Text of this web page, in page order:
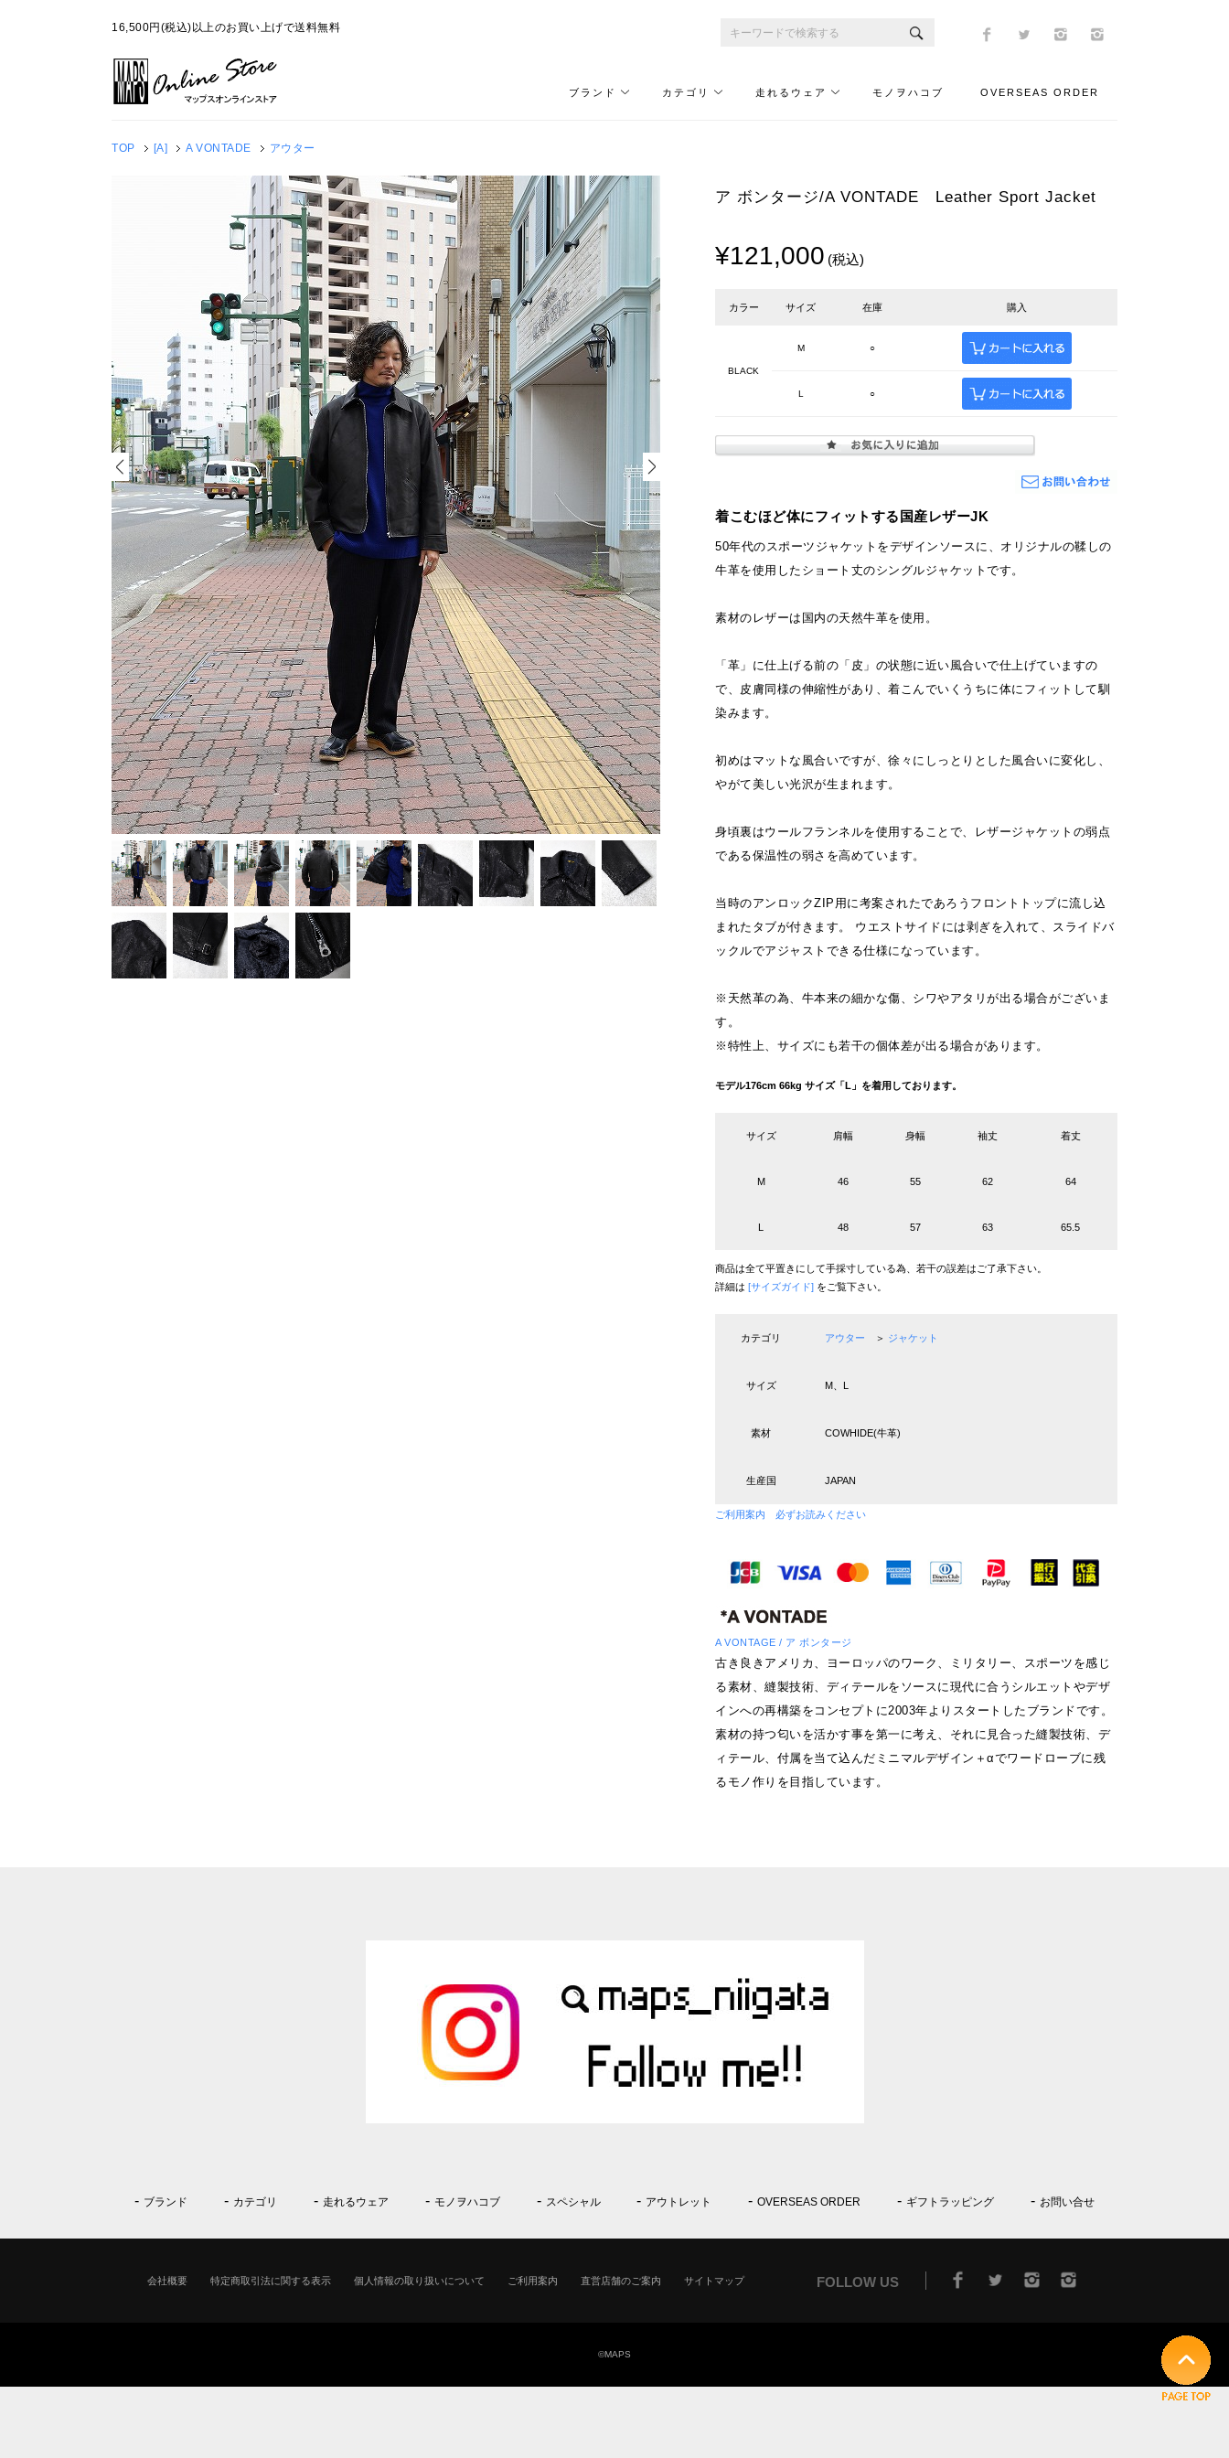
16,500円(税込)以上のお買い上げで送料無料
ブランド カテゴリ 走れるウェア モノヲハコブ OVERSEAS ORDER
TOP [A] A VONTADE アウター
ア ボンタージ/A VONTADE Leather Sport Jacket
¥121,000 (税込)
カラー サイズ 在庫 購入
BLACK
M ○
L ○
着こむほど体にフィットする国産レザーJK
50年代のスポーツジャケットをデザインソースに、オリジナルの鞣しの
牛革を使用したショート丈のシングルジャケットです。
素材のレザーは国内の天然牛革を使用。
「革」に仕上げる前の「皮」の状態に近い風合いで仕上げていますの
で、皮膚同様の伸縮性があり、着こんでいくうちに体にフィットして馴
染みます。
初めはマットな風合いですが、徐々にしっとりとした風合いに変化し、
やがて美しい光沢が生まれます。
身頃裏はウールフランネルを使用することで、レザージャケットの弱点
である保温性の弱さを高めています。
当時のアンロックZIP用に考案されたであろうフロントトップに流し込
まれたタブが付きます。 ウエストサイドには剥ぎを入れて、スライドバ
ックルでアジャストできる仕様になっています。
※天然革の為、牛本来の細かな傷、シワやアタリが出る場合がございま
す。
※特性上、サイズにも若干の個体差が出る場合があります。
モデル176cm 66kg サイズ「L」を着用しております。
サイズ 肩幅 身幅 袖丈 着丈
M 46 55 62 64
L 48 57 63 65.5
商品は全て平置きにして手採寸している為、若干の誤差はご了承下さい。
詳細は [サイズガイド] をご覧下さい。
カテゴリ アウター ＞ ジャケット
サイズ M、L
素材 COWHIDE(牛革)
生産国 JAPAN
ご利用案内 必ずお読みください
A VONTAGE / ア ボンタージ
古き良きアメリカ、ヨーロッパのワーク、ミリタリー、スポーツを感じ
る素材、縫製技術、ディテールをソースに現代に合うシルエットやデザ
インへの再構築をコンセプトに2003年よりスタートしたブランドです。
素材の持つ匂いを活かす事を第一に考え、それに見合った縫製技術、デ
ィテール、付属を当て込んだミニマルデザイン＋αでワードローブに残
るモノ作りを目指しています。
ブランド カテゴリ 走れるウェア モノヲハコブ スペシャル アウトレット OVERSEAS ORDER ギフトラッピング お問い合せ
会社概要 特定商取引法に関する表示 個人情報の取り扱いについて ご利用案内 直営店舗のご案内 サイトマップ FOLLOW US
©MAPS